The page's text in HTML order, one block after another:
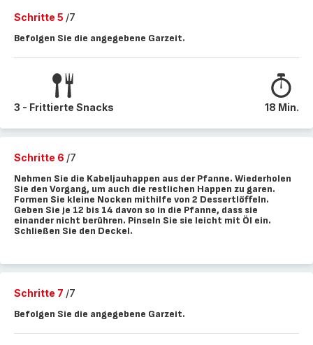
Schritte 5 /7
Befolgen Sie die angegebene Garzeit.
3 - Frittierte Snacks 18 Min.
Schritte 6 /7
Nehmen Sie die Kabeljauhappen aus der Pfanne. Wiederholen
Sie den Vorgang, um auch die restlichen Happen zu garen.
Formen Sie kleine Nocken mithilfe von 2 Dessertlöffeln.
Geben Sie je 12 bis 14 davon so in die Pfanne, dass sie
einander nicht berühren. Pinseln Sie sie leicht mit Öl ein.
Schließen Sie den Deckel.
Schritte 7 /7
Befolgen Sie die angegebene Garzeit.